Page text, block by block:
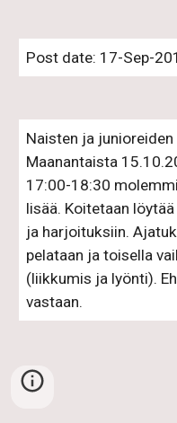
Post date: 17-Sep-
Naisten ja
Maanantaista
17:00-18:30
lisää. Koitetaan
ja harjoituksiin.
pelataan ja toisella
(liikkumis ja lyönti).
vastaan.